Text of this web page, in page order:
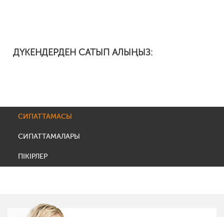
ДҮКЕНДЕРДЕН САТЫП АЛЫҢЫЗ:
СИПАТТАМАСЫ
СИПАТТАМАЛАРЫ
ПІКІРЛЕР